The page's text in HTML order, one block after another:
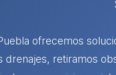
ofrecemos
drenajes, retiramos